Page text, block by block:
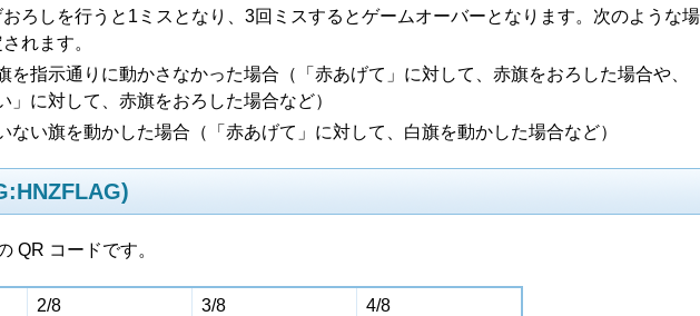
ろしを行うと1ミスとなり、3回ミスするとゲームオーバーとなります。次のような
れます。
を指示通りに動かさなかった場合（「赤あげて」に対して、赤旗をおろした場合や、
」に対して、赤旗をおろした場合など）
ない旗を動かした場合（「赤あげて」に対して、白旗を動かした場合など）
QR コードです。
2/8 3/8 4/8